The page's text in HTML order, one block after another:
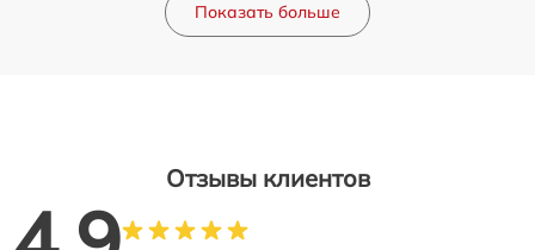
Показать больше
Отзывы клиентов